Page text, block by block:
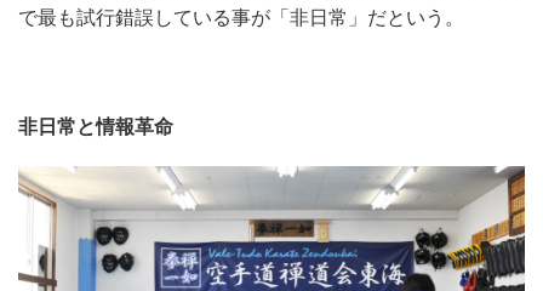
で最も試行錯誤している事が「非日常」だという。
非日常と情報革命